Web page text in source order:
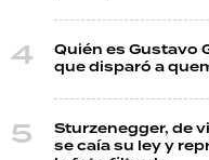
Quién es Gustavo
que disparó a
Sturzenegger, de
se caía su ley y